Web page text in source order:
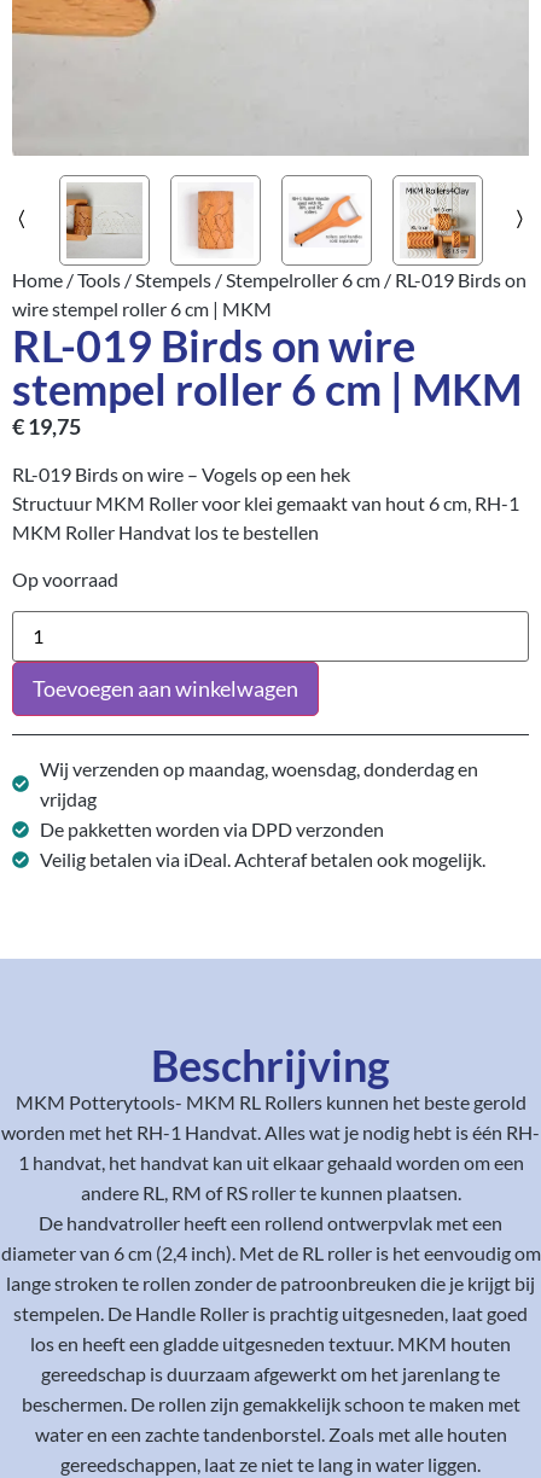
Home /Tools /Stempels /Stempelroller 6 cm / RL-019 Birds on
wire stempel roller 6 cm | MKM
RL-019 Birds on wire
stempel roller 6 cm | MKM
€19,75
RL-019 Birds on wire – Vogels op een hek
Structuur MKM Roller voor klei gemaakt van hout 6 cm, RH-1
MKM Roller Handvat los te bestellen
Op voorraad
Toevoegen aan winkelwagen
Wij verzenden op maandag, woensdag, donderdag en
vrijdag
De pakketten worden via DPD verzonden
Veilig betalen via iDeal. Achteraf betalen ook mogelijk.
Beschrijving
MKM Potterytools- MKM RL Rollers kunnen het beste gerold
worden met het RH-1 Handvat. Alles wat je nodig hebt is één RH-
1 handvat, het handvat kan uit elkaar gehaald worden om een
andere RL, RM of RS roller te kunnen plaatsen.
De handvatroller heeft een rollend ontwerpvlak met een
diameter van 6 cm (2,4 inch). Met de RL roller is het eenvoudig om
lange stroken te rollen zonder de patroonbreuken die je krijgt bij
stempelen. De Handle Roller is prachtig uitgesneden, laat goed
los en heeft een gladde uitgesneden textuur. MKM houten
gereedschap is duurzaam afgewerkt om het jarenlang te
beschermen. De rollen zijn gemakkelijk schoon te maken met
water en een zachte tandenborstel. Zoals met alle houten
gereedschappen, laat ze niet te lang in water liggen.